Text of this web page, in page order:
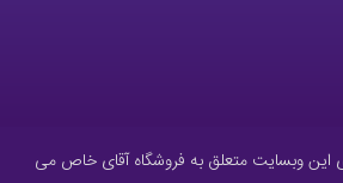
این وبسایت متعلق به فروشگاه آقای خاص می